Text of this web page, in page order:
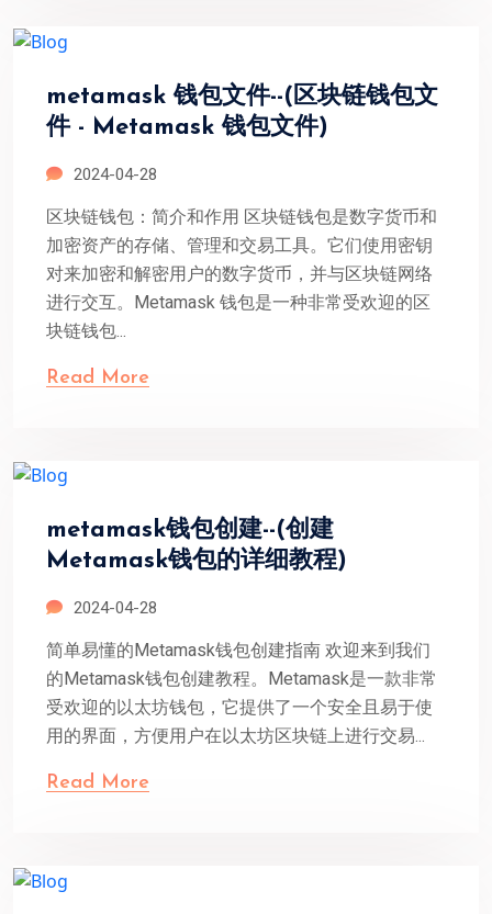
metamask 钱包文件--(区块链钱包文
件 - Metamask 钱包文件)
2024-04-28
区块链钱包：简介和作用 区块链钱包是数字货币和
加密资产的存储、管理和交易工具。它们使用密钥
对来加密和解密用户的数字货币，并与区块链网络
进行交互。Metamask 钱包是一种非常受欢迎的区
块链钱包...
Read More
metamask钱包创建--(创建
Metamask钱包的详细教程)
2024-04-28
简单易懂的Metamask钱包创建指南 欢迎来到我们
的Metamask钱包创建教程。Metamask是一款非常
受欢迎的以太坊钱包，它提供了一个安全且易于使
用的界面，方便用户在以太坊区块链上进行交易...
Read More